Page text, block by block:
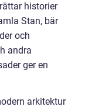
historier
Stan, bär
och
andra
ger en
arkitektur